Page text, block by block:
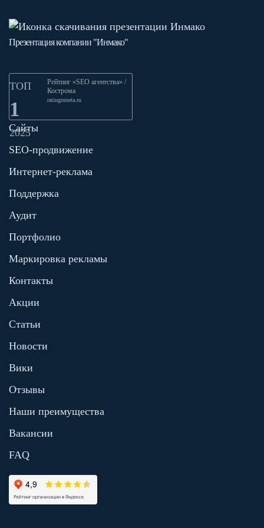
Презентация компании "Инмако"
ТОП
1
2025
Рейтинг «SEO агентства» /
Кострома
ratingruneta.ru
Сайты
SEO-продвижение
Интернет-реклама
Поддержка
Аудит
Портфолио
Маркировка рекламы
Контакты
Акции
Статьи
Новости
Вики
Отзывы
Наши преимущества
Вакансии
FAQ